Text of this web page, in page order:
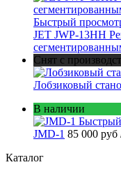
Быстрый
JET JWP-13HH
Снят с
Лобзиковый
В наличии
JMD-1 85 000 руб
Каталог